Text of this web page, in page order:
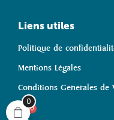
Liens utiles
Politique de
Mentions Légales
Conditions Générales de
0
0